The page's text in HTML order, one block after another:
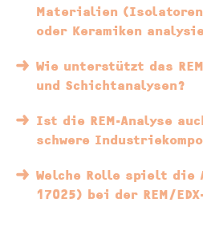
Materialien
oder Keramiken
Wie unterstützt das
und Schichtanalysen?
Ist die REM-Analyse
schwere
Welche Rolle spielt die
17025) bei der REM/